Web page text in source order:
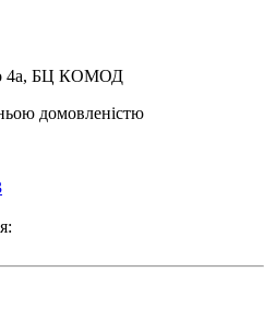
4а, БЦ КОМОД
домовленістю